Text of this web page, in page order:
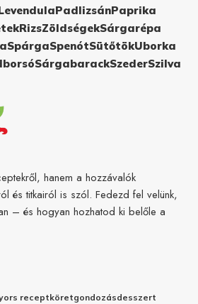
PadlizsánPaprika
RizsZöldségekSárgarépa
SpárgaSpenótSütőtökUborka
SárgabarackSzederSzilva
hanem a hozzávalók
és titkairól is szól. Fedezd fel velünk,
– és hogyan hozhatod ki belőle a
receptköretgondozásdesszert